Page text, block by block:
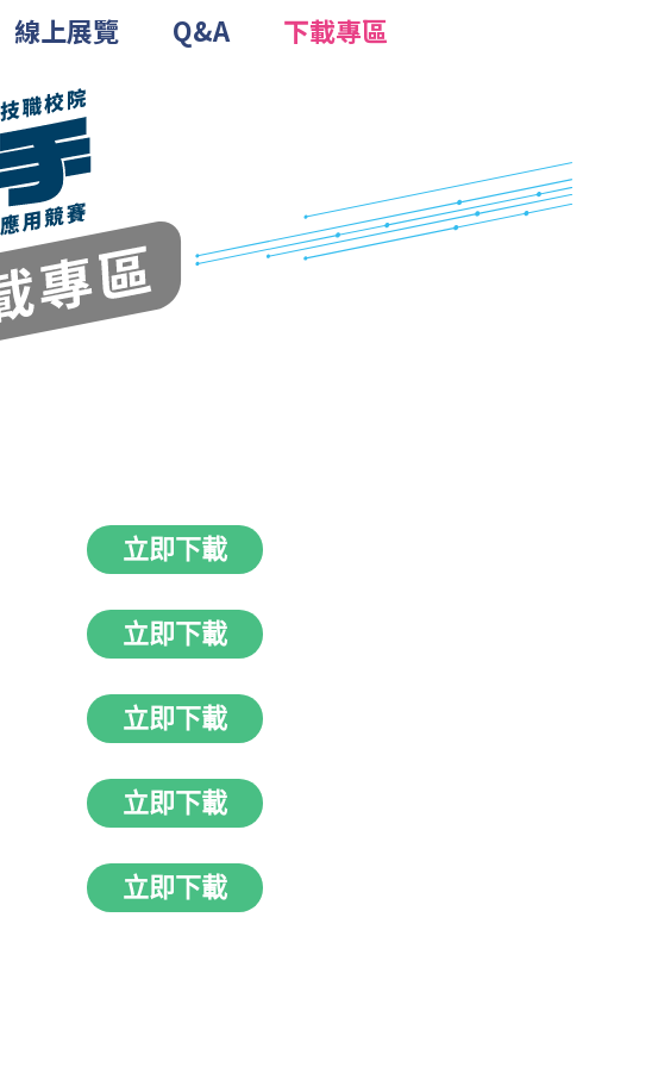
線上展覽 Q&A 下載專區
立即下載
立即下載
立即下載
立即下載
立即下載